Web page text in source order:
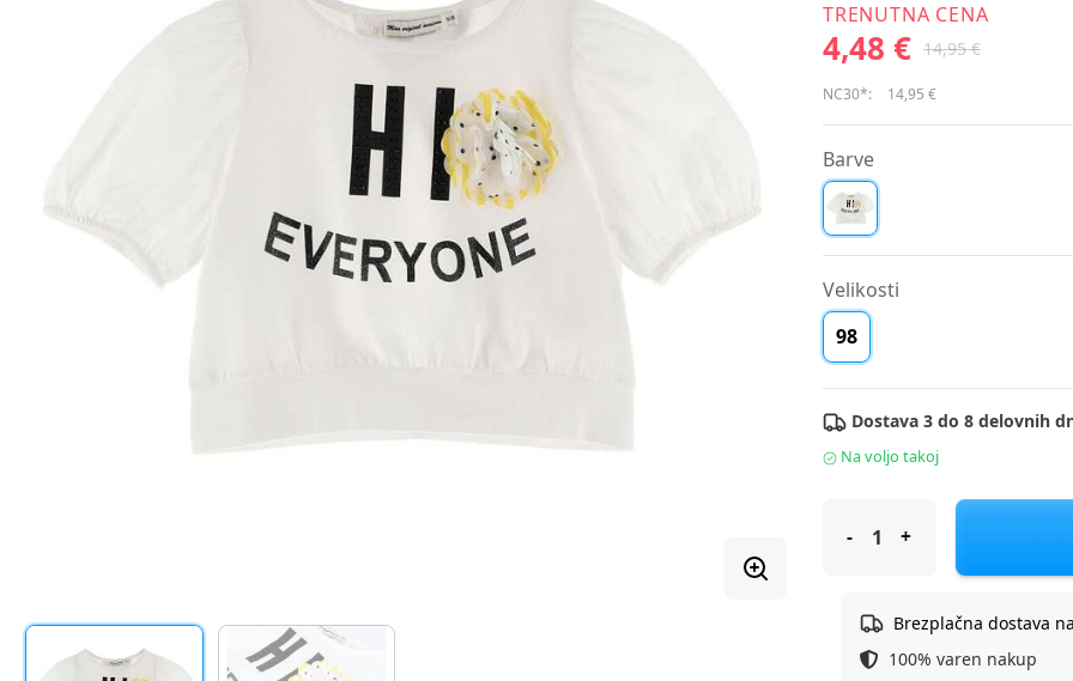
TRENUTNA CENA
4,48 € 14,95 €
NC30*: 14,95 €
Barve
Velikosti
98
Dostava 3 do 8 delovnih
Na voljo takoj
Original Marines majica KR
Brezplačna dostava
100% varen nakup